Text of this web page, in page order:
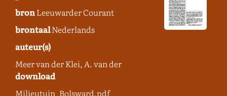
bronLeeuwarder Courant
brontaalNederlands
auteur(s)
Meer van der Klei, A. van der
download
Milieutuin_Bolsward.pdf